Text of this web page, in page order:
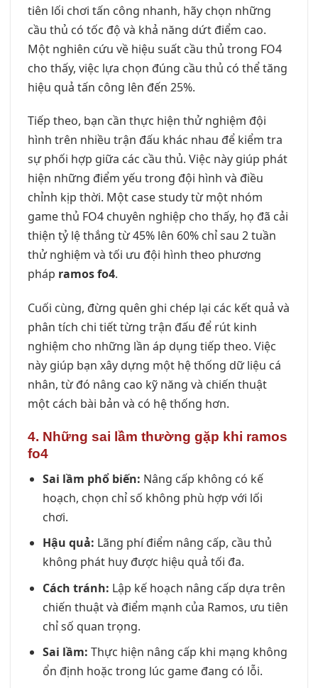
tiên lối chơi tấn công nhanh, hãy chọn những
cầu thủ có tốc độ và khả năng dứt điểm cao.
Một nghiên cứu về hiệu suất cầu thủ trong FO4
cho thấy, việc lựa chọn đúng cầu thủ có thể tăng
hiệu quả tấn công lên đến 25%.
Tiếp theo, bạn cần thực hiện thử nghiệm đội
hình trên nhiều trận đấu khác nhau để kiểm tra
sự phối hợp giữa các cầu thủ. Việc này giúp phát
hiện những điểm yếu trong đội hình và điều
chỉnh kịp thời. Một case study từ một nhóm
game thủ FO4 chuyên nghiệp cho thấy, họ đã cải
thiện tỷ lệ thắng từ 45% lên 60% chỉ sau 2 tuần
thử nghiệm và tối ưu đội hình theo phương
pháp ramos fo4.
Cuối cùng, đừng quên ghi chép lại các kết quả và
phân tích chi tiết từng trận đấu để rút kinh
nghiệm cho những lần áp dụng tiếp theo. Việc
này giúp bạn xây dựng một hệ thống dữ liệu cá
nhân, từ đó nâng cao kỹ năng và chiến thuật
một cách bài bản và có hệ thống hơn.
4. Những sai lầm thường gặp khi ramos
fo4
Sai lầm phổ biến: Nâng cấp không có kế
hoạch, chọn chỉ số không phù hợp với lối
chơi.
Hậu quả: Lãng phí điểm nâng cấp, cầu thủ
không phát huy được hiệu quả tối đa.
Cách tránh: Lập kế hoạch nâng cấp dựa trên
chiến thuật và điểm mạnh của Ramos, ưu tiên
chỉ số quan trọng.
Sai lầm: Thực hiện nâng cấp khi mạng không
ổn định hoặc trong lúc game đang có lỗi.